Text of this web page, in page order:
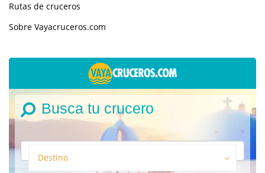
Rutas de cruceros
Sobre Vayacruceros.com
Busca tu crucero
Destino